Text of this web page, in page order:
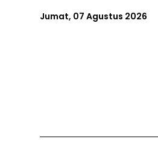
Jumat, 07 Agustus 2026